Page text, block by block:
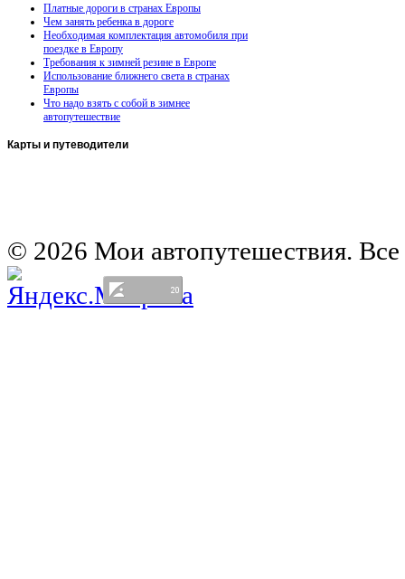
Платные дороги в странах Европы
Чем занять ребенка в дороге
Необходимая комплектация автомобиля при
поездке в Европу
Требования к зимней резине в Европе
Использование ближнего света в странах
Европы
Что надо взять с собой в зимнее
автопутешествие
Карты и путеводители
© 2026 Мои автопутешествия.